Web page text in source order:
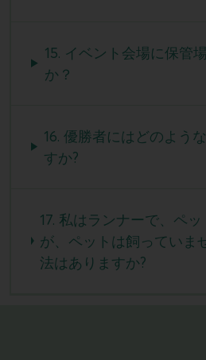
15. イベント会場に保管
か？
16. 優勝者にはどのよう
すか?
17. 私はランナーで、ペ
が、ペットは飼っていま
法はありますか?